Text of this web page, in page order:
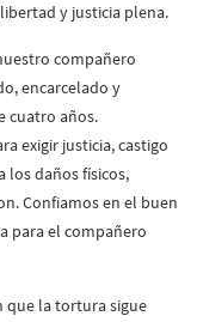
y justicia plena.
compañero
encarcelado y
cuatro años.
exigir justicia, castigo
los daños físicos,
Confiamos en el buen
para el compañero
que la tortura sigue